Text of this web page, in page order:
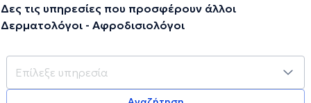
Δες τις υπηρεσίες που προσφέρουν άλλοι
Δερματολόγοι - Αφροδισιολόγοι